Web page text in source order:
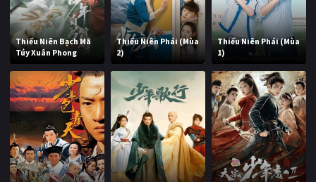
Thiếu Niên Bạch Mã
Túy Xuân Phong
Thiếu Niên Phái (Mùa
2)
Thiếu Niên Phái (Mùa
1)